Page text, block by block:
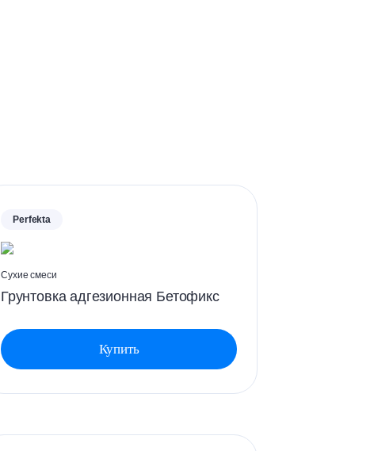
Perfekta
Сухие смеси
Грунтовка адгезионная Бетофикс
Купить